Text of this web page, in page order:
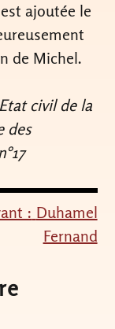
ajoutée le
de Michel.
civil de la
des
: Duhamel
Fernand